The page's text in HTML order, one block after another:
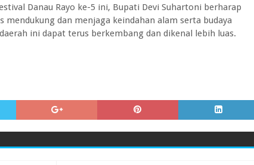
Danau Rayo ke-5 ini, Bupati Devi Suhartoni berharap
mendukung dan menjaga keindahan alam serta budaya
ini dapat terus berkembang dan dikenal lebih luas.